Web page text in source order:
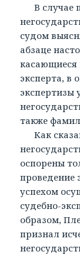
В случае
судом
абзаце
эксперта, в
экспертизы
также
Как
оспорены
проведение
успехом
судебно-
образом,
признал